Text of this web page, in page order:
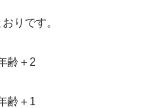
りです。
齢＋2
齢＋1